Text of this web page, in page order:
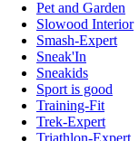
Pet and Garden
Slowood Interior
Smash-Expert
Sneak'In
Sneakids
Sport is good
Training-Fit
Trek-Expert
Triathlon-Expert